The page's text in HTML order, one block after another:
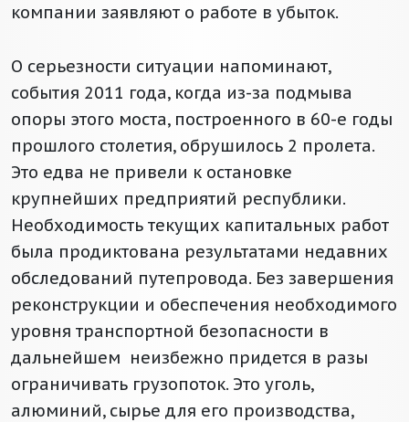
компании заявляют о работе в убыток.
О серьезности ситуации напоминают,
события 2011 года, когда из-за подмыва
опоры этого моста, построенного в 60-е годы
прошлого столетия, обрушилось 2 пролета.
Это едва не привели к остановке
крупнейших предприятий республики.
Необходимость текущих капитальных работ
была продиктована результатами недавних
обследований путепровода. Без завершения
реконструкции и обеспечения необходимого
уровня транспортной безопасности в
дальнейшем неизбежно придется в разы
ограничивать грузопоток. Это уголь,
алюминий, сырье для его производства,